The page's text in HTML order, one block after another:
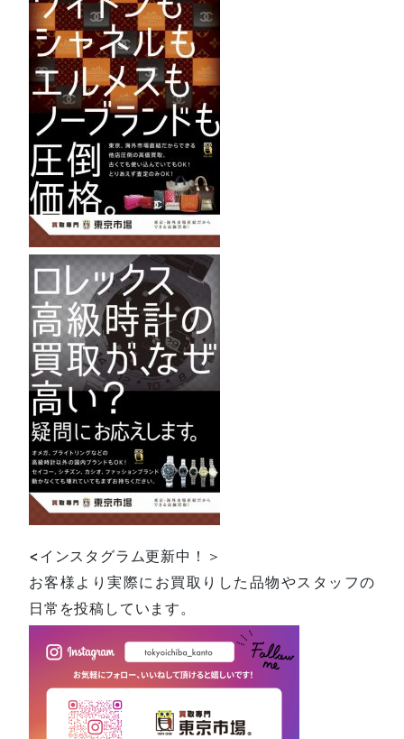
<インスタグラム更新中！＞
お客様より実際にお買取りした品物やスタッフの
日常を投稿しています。